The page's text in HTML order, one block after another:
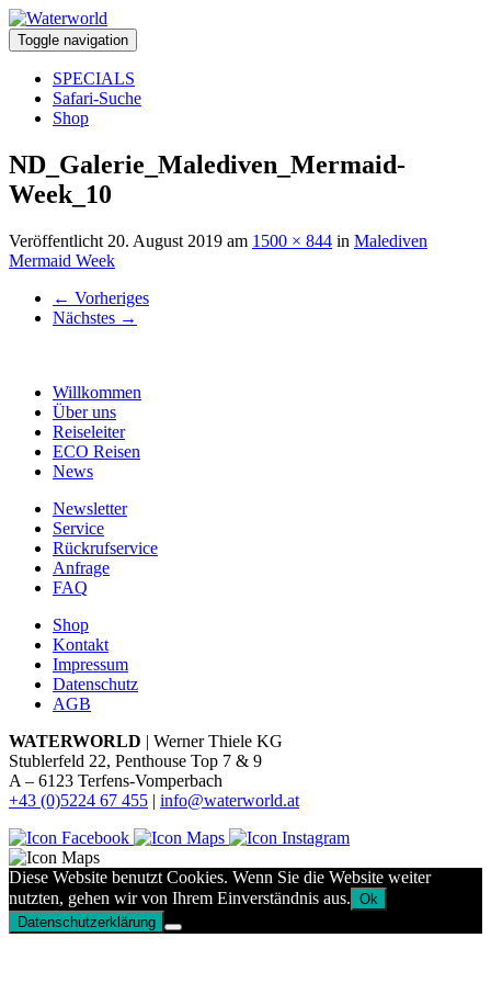
Toggle navigation
SPECIALS
Safari-Suche
Shop
ND_Galerie_Malediven_Mermaid-
Week_10
Veröffentlicht 20. August 2019 am 1500 × 844 in Malediven
Mermaid Week
← Vorheriges
Nächstes →
Willkommen
Über uns
Reiseleiter
ECO Reisen
News
Newsletter
Service
Rückrufservice
Anfrage
FAQ
Shop
Kontakt
Impressum
Datenschutz
AGB
WATERWORLD | Werner Thiele KG
Stublerfeld 22, Penthouse Top 7 & 9
A – 6123 Terfens-Vomperbach
+43 (0)5224 67 455 | info@waterworld.at
Diese Website benutzt Cookies. Wenn Sie die Website weiter
nutzten, gehen wir von Ihrem Einverständnis aus. Ok
Datenschutzerklärung